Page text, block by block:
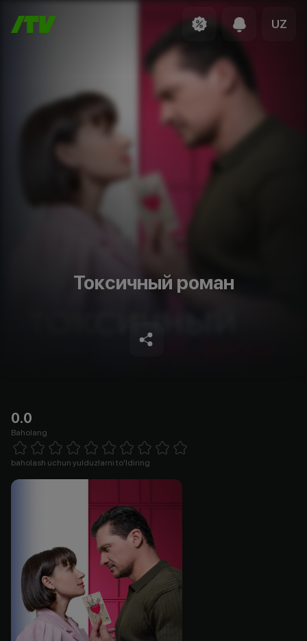
UZ
Токсичный роман
0.0
Baholang
1 Star 2 Stars 3 Stars 4 Stars5 Stars 6 Stars7 Stars8 Stars
baholash uchun yulduzlarni to'ldiring